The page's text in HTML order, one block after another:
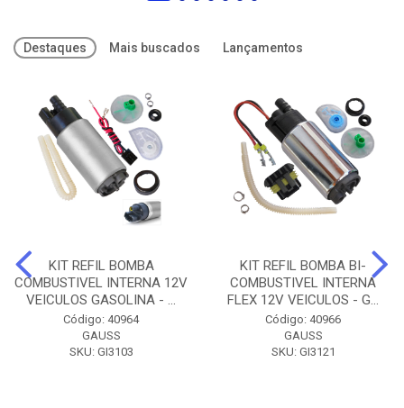
Destaques Mais buscados Lançamentos
KIT REFIL BOMBA
COMBUSTIVEL INTERNA 12V
VEICULOS GASOLINA - ...
Código: 40964
GAUSS
SKU: GI3103
KIT REFIL BOMBA BI-
COMBUSTIVEL INTERNA
FLEX 12V VEICULOS - G...
Código: 40966
GAUSS
SKU: GI3121